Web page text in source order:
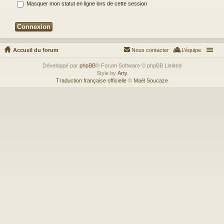
Masquer mon statut en ligne lors de cette session
Accueil du forum L’équipe
Nous contacter
Développé par phpBB® Forum Software © phpBB Limited
Style by Arty
Traduction française officielle © Maël Soucaze